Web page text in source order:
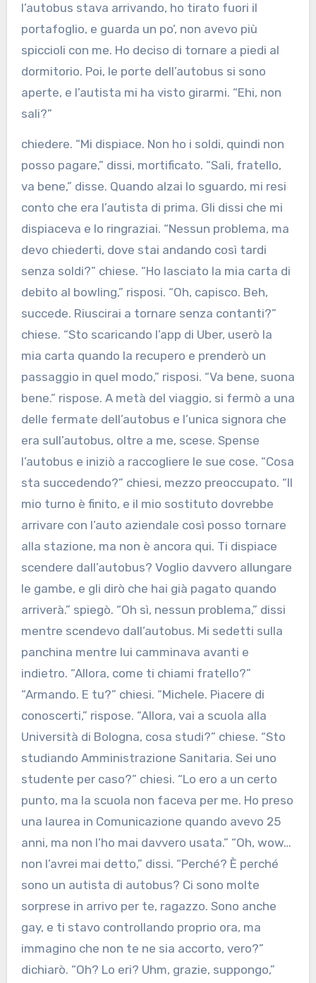
l’autobus stava arrivando, ho tirato fuori il
portafoglio, e guarda un po’, non avevo più
spiccioli con me. Ho deciso di tornare a piedi al
dormitorio. Poi, le porte dell’autobus si sono
aperte, e l’autista mi ha visto girarmi. “Ehi, non
sali?”
chiedere. “Mi dispiace. Non ho i soldi, quindi non
posso pagare,” dissi, mortificato. “Sali, fratello,
va bene,” disse. Quando alzai lo sguardo, mi resi
conto che era l’autista di prima. Gli dissi che mi
dispiaceva e lo ringraziai. “Nessun problema, ma
devo chiederti, dove stai andando così tardi
senza soldi?” chiese. “Ho lasciato la mia carta di
debito al bowling,” risposi. “Oh, capisco. Beh,
succede. Riuscirai a tornare senza contanti?”
chiese. “Sto scaricando l’app di Uber, userò la
mia carta quando la recupero e prenderò un
passaggio in quel modo,” risposi. “Va bene, suona
bene.” rispose. A metà del viaggio, si fermò a una
delle fermate dell’autobus e l’unica signora che
era sull’autobus, oltre a me, scese. Spense
l’autobus e iniziò a raccogliere le sue cose. “Cosa
sta succedendo?” chiesi, mezzo preoccupato. “Il
mio turno è finito, e il mio sostituto dovrebbe
arrivare con l’auto aziendale così posso tornare
alla stazione, ma non è ancora qui. Ti dispiace
scendere dall’autobus? Voglio davvero allungare
le gambe, e gli dirò che hai già pagato quando
arriverà.” spiegò. “Oh sì, nessun problema,” dissi
mentre scendevo dall’autobus. Mi sedetti sulla
panchina mentre lui camminava avanti e
indietro. “Allora, come ti chiami fratello?”
“Armando. E tu?” chiesi. “Michele. Piacere di
conoscerti,” rispose. “Allora, vai a scuola alla
Università di Bologna, cosa studi?” chiese. “Sto
studiando Amministrazione Sanitaria. Sei uno
studente per caso?” chiesi. “Lo ero a un certo
punto, ma la scuola non faceva per me. Ho preso
una laurea in Comunicazione quando avevo 25
anni, ma non l’ho mai davvero usata.” “Oh, wow…
non l’avrei mai detto,” dissi. “Perché? È perché
sono un autista di autobus? Ci sono molte
sorprese in arrivo per te, ragazzo. Sono anche
gay, e ti stavo controllando proprio ora, ma
immagino che non te ne sia accorto, vero?”
dichiarò. “Oh? Lo eri? Uhm, grazie, suppongo,”